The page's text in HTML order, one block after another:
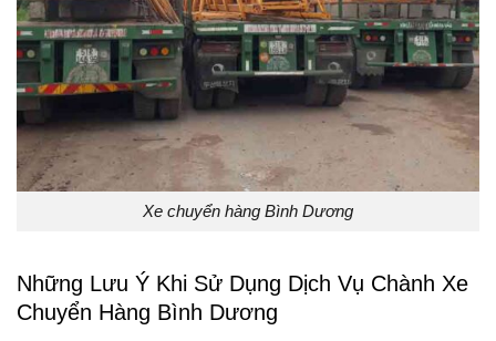
Xe chuyển hàng Bình Dương
Những Lưu Ý Khi Sử Dụng Dịch Vụ Chành Xe
Chuyển Hàng Bình Dương